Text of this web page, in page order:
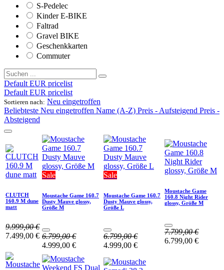
S-Pedelec
Kinder E-BIKE
Faltrad
Gravel BIKE
Geschenkkarten
Commuter
Default EUR pricelist
Default EUR pricelist
Sortieren nach: Neu eingetroffen
Beliebteste Neu eingetroffen Name (A-Z) Preis - Aufsteigend Preis -
Absteigend
CLUTCH
160.9 M dune
matt
9.999,00€
7.499,00 €
Sale
Moustache Game 160.7
Dusty Mauve glossy,
Größe M
6.799,00€
4.999,00 €
Sale
Moustache Game 160.7
Dusty Mauve glossy,
Größe L
6.799,00€
4.999,00 €
Moustache Game
160.8 Night Rider
glossy, Größe M
7.799,00€
6.799,00 €